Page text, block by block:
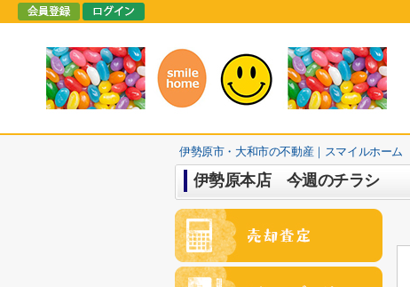
伊勢原市・大和市の不動産｜スマイルホーム
伊勢原本店 今週のチラシ